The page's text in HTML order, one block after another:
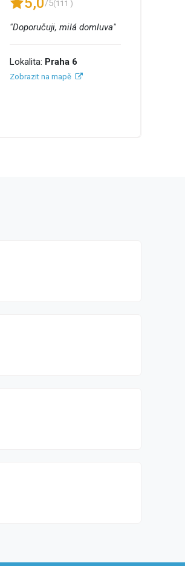
/5(111 )
"Doporučuji, milá domluva"
Lokalita: Praha 6
Zobrazit na mapě